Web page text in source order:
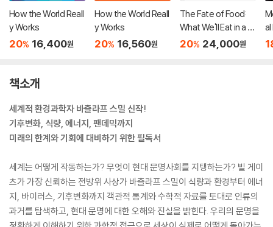
How the World Reall
y Works
20% 16,400원
How the World Reall
y Works
20% 16,560원
The Fate of Food:
What We'll Eat in a Bi
gger, Hotter, Smart
20% 24,000원
책소개
세계적 환경과학자 바츨라프 스밀 신작!
기후변화, 식량, 에너지, 팬데믹까지
미래의 한계와 기회에 대비하기 위한 필독서
세계는 어떻게 작동하는가? 무엇이 현대 문명사회를 지탱하는가? 빌 게이
츠가 가장 신뢰하는 전방위 사상가 바츨라프 스밀이 식량과 환경부터 에너
지, 바이러스, 기후변화까지 객관적 통계와 수학적 자료를 토대로 인류의
과거를 탐색하고, 현대 문명에 대한 오해와 진실을 밝힌다. 우리의 문명을